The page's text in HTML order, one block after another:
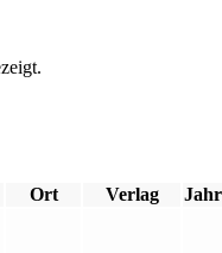
Ort Verlag Jahr